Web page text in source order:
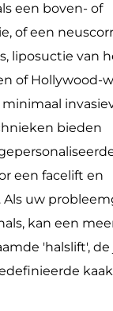
een boven- of
of een
liposuctie van
of Hollywood-
bieden
een facelift en
uw
kan een
'halslift',